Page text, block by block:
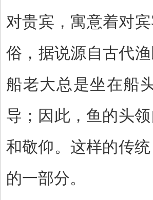
对贵宾，寓意着对
俗，据说源自古代
船老大总是坐在船
导；因此，鱼的头
和敬仰。这样的传
的一部分。